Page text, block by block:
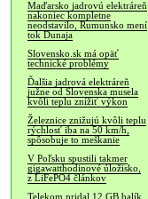
Maďarsko jadrovú elektráreň
nakoniec kompletne
neodstavilo, Rumunsko mení
tok Dunaja
Slovensko.sk má opäť
technické problémy
Ďalšia jadrová elektráreň
južne od Slovenska musela
kvôli teplu znížiť výkon
Železnice znižujú kvôli teplu
rýchlosť iba na 50 km/h,
spôsobuje to meškanie
V Poľsku spustili takmer
gigawatthodinové úložisko,
z LiFePO4 článkov
Telekom pridal 12 GB balík